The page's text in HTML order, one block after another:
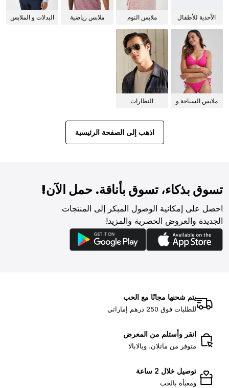
الأحذية للأطفال
ملابس النوم
ملابس رياضية
البدلات و الملابس
ملابس السباحة و
النظارات
اذهب إلى الصفحة الرئيسية
تسوق بذكاء، تسوق بأناقة. حمل الآن!
احصل على إمكانية الوصول المبكر إلى المنتجات
الجديدة والعروض الحصرية والمزيد!
يتم شحنها مجانًا مع الحب
للطلبات فوق 250 درهم إماراتي
انقر وأستلم من المعرض
متوفر من ماتلان، وبالابالا
توصيل خلال 2 ساعة
ومعبأة بالحب